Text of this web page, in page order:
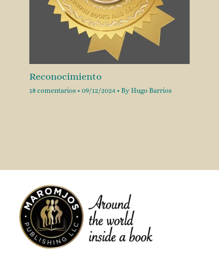
Reconocimiento
18 comentarios • 09/12/2024 • ByHugo Barrios